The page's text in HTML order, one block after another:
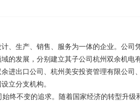
、生产、销售、服务为一体的企业。公司
的发展，分别建立其子公司杭州双余机电
进出口公司、杭州美安投资管理有限公司
立分支机构。
终不变的追求。随着国家经济的转型升级